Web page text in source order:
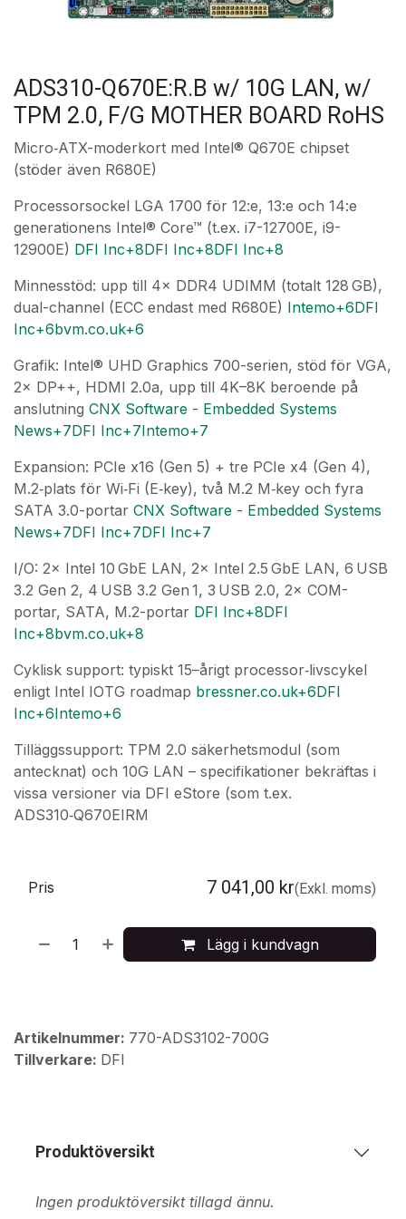
ADS310-Q670E:R.B w/ 10G LAN, w/
TPM 2.0, F/G MOTHER BOARD RoHS
Micro‑ATX-moderkort med Intel® Q670E chipset
(stöder även R680E)
Processorsockel LGA 1700 för 12:e, 13:e och 14:e
generationens Intel® Core™ (t.ex. i7-12700E, i9-
12900E) DFI Inc+8DFI Inc+8DFI Inc+8
Minnesstöd: upp till 4× DDR4 UDIMM (totalt 128 GB),
dual-channel (ECC endast med R680E) Intemo+6DFI
Inc+6bvm.co.uk+6
Grafik: Intel® UHD Graphics 700-serien, stöd för VGA,
2× DP++, HDMI 2.0a, upp till 4K–8K beroende på
anslutning CNX Software - Embedded Systems
News+7DFI Inc+7Intemo+7
Expansion: PCIe x16 (Gen 5) + tre PCIe x4 (Gen 4),
M.2‑plats för Wi‑Fi (E‑key), två M.2 M‑key och fyra
SATA 3.0-portar CNX Software - Embedded Systems
News+7DFI Inc+7DFI Inc+7
I/O: 2× Intel 10 GbE LAN, 2× Intel 2.5 GbE LAN, 6 USB
3.2 Gen 2, 4 USB 3.2 Gen 1, 3 USB 2.0, 2× COM-
portar, SATA, M.2-portar DFI Inc+8DFI
Inc+8bvm.co.uk+8
Cyklisk support: typiskt 15–årigt processor‑livscykel
enligt Intel IOTG roadmap bressner.co.uk+6DFI
Inc+6Intemo+6
Tilläggssupport: TPM 2.0 säkerhetsmodul (som
antecknat) och 10G LAN – specifikationer bekräftas i
vissa versioner via DFI eStore (som t.ex.
ADS310‑Q670EIRM
Lägg i kundvagn
Pris 7 041,00 kr(Exkl. moms)
Artikelnummer: 770-ADS3102-700G
Tillverkare: DFI
Produktöversikt
Ingen produktöversikt tillagd ännu.